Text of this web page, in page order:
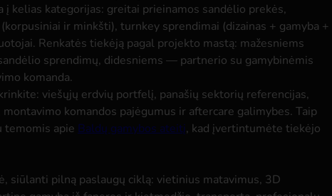
į kelias kategorijas: greitai prieinamos sandėlio prekės,
ir minkšti), turnkey sprendimai (dizainas + gamyba +
Renkatės tiekėją pagal projekto mastą: mažesniems
sprendimų, didesniems — partnerio su gamybinėmis
komanda.
viešųjų erdvių portfelį, panašių sektorių referencijas,
komandos pajėgumus ir aftercare galimybes. Taip
temomis apie Baldų gamybos ateitį, kad įvertintumėte tiekėjo
siūlanti pilną paslaugų ciklą: vietinius matavimus, 3D